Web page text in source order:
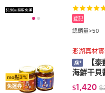
總銷量>50
登記
mo點3%
免運券
澎湖真材
【
海鮮干貝
$1,420 $